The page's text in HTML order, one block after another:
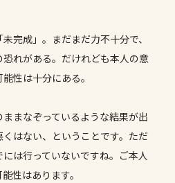
「未完成」。まだまだ力不十分で、
れがある。だけれども本人の意
性は十分にある。
まなぞっているような結果が出
はない、ということです。ただ
には行っていないですね。ご本人
性はあります。